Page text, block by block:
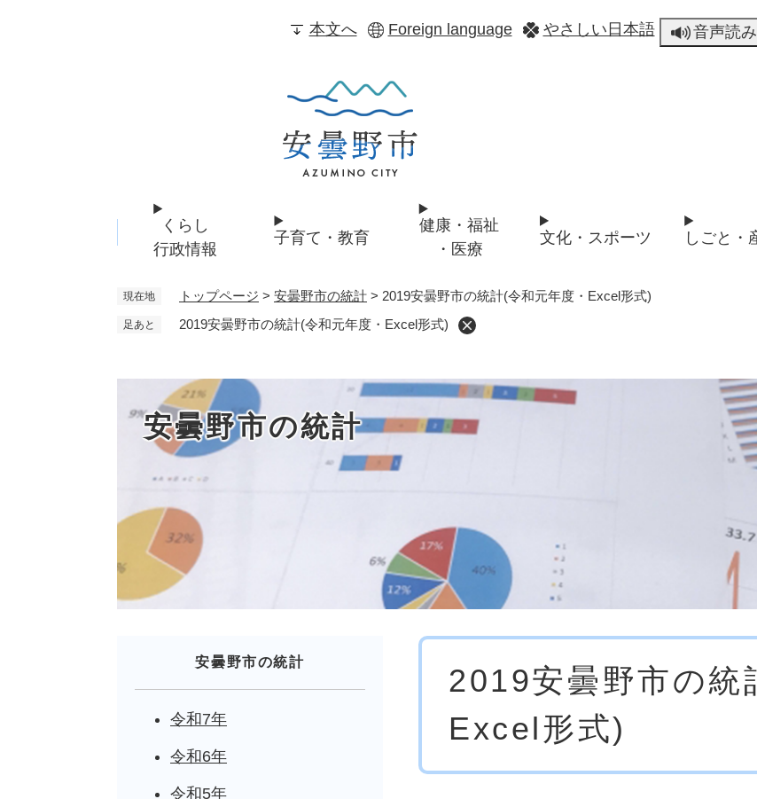
本文へ Foreign language やさしい日本語 音声読
くらし
行政情報
子育て・教育
健康・福祉
・医療
文化・スポーツ しごと・
現在地 トップページ > 安曇野市の統計 > 2019安曇野市の統計(令和元年度・Excel形式)
足あと 2019安曇野市の統計(令和元年度・Excel形式)
安曇野市の統計
2019安曇野市の統
Excel形式)
安曇野市の統計
令和7年
令和6年
令和5年